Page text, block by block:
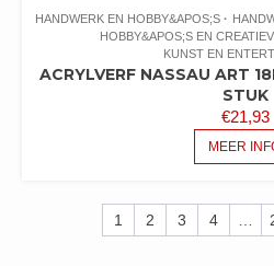
HANDWERK EN HOBBY&APOS;S
HOBBY&APOS;S EN
KUNST EN
ACRYLVERF NASSAU ART
STUK
€21,93
MEER
1 2 3 4 …